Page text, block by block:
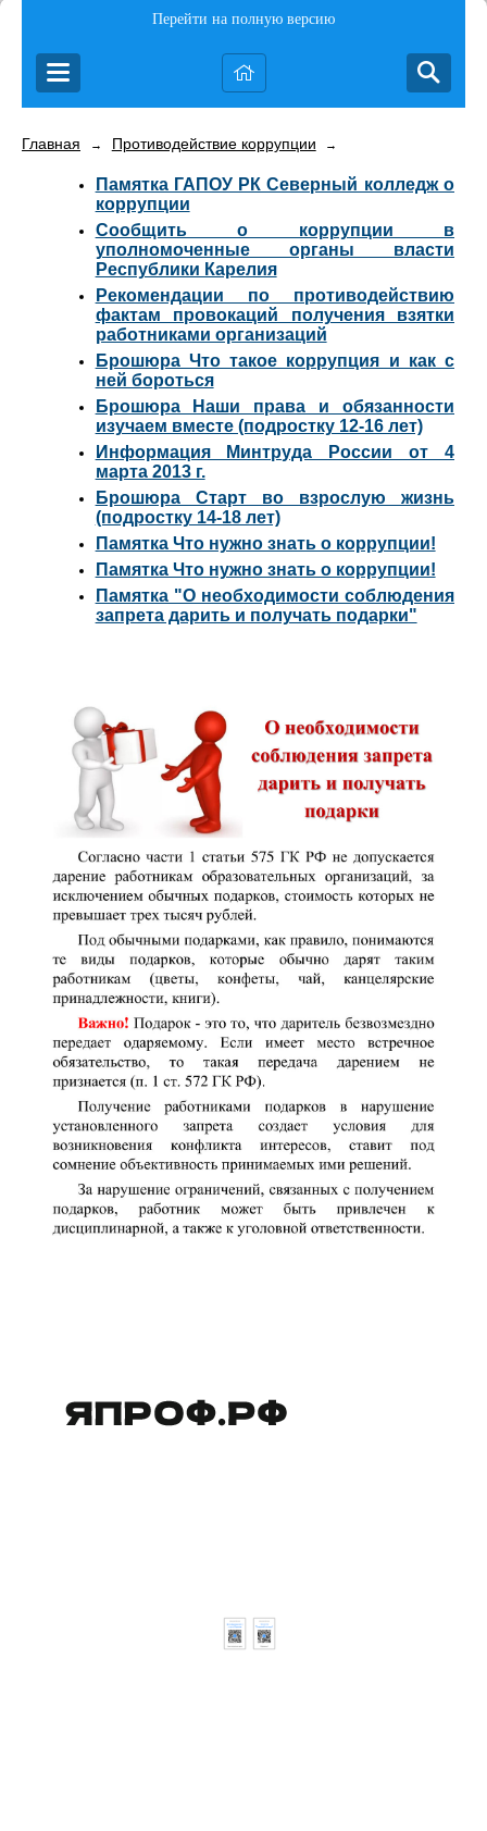
Перейти на полную версию
Главная → Противодействие коррупции →
Памятка ГАПОУ РК Северный колледж о
коррупции
Сообщить о коррупции в
уполномоченные органы власти
Республики Карелия
Рекомендации по противодействию
фактам провокаций получения взятки
работниками организаций
Брошюра Что такое коррупция и как с
ней бороться
Брошюра Наши права и обязанности
изучаем вместе (подростку 12-16 лет)
Информация Минтруда России от 4
марта 2013 г.
Брошюра Старт во взрослую жизнь
(подростку 14-18 лет)
Памятка Что нужно знать о коррупции!
Памятка Что нужно знать о коррупции!
Памятка "О необходимости соблюдения
запрета дарить и получать подарки"